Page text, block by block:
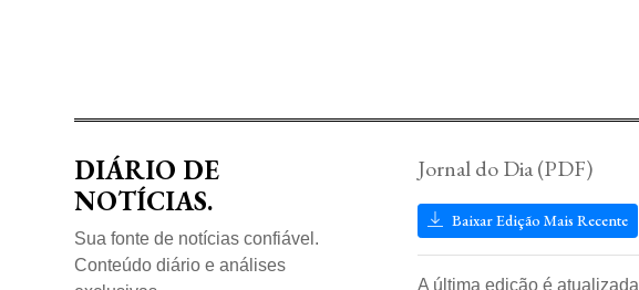
DIÁRIO DE
NOTÍCIAS.
Sua fonte de notícias confiável.
Conteúdo diário e análises
Jornal do Dia (PDF)
Baixar Edição Mais Recente
A última edição é atualizada